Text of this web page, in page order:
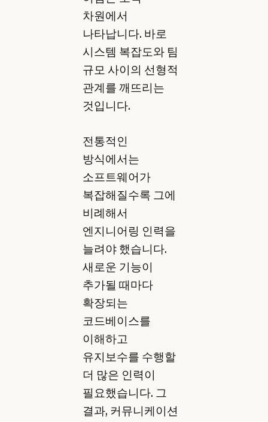
차원에서
나타납니다. 바로
시스템 복잡도와 팀
규모 사이의 선형적
관계를 깨뜨리는
것입니다.
전통적인
방식에서는
소프트웨어가
복잡해질수록 그에
비례해서
엔지니어링 인력을
늘려야 했습니다.
새로운 기능이
추가될 때마다
확장되는
코드베이스를
이해하고
유지보수를 수행할
더 많은 인력이
필요했습니다. 그
결과, 커뮤니케이션